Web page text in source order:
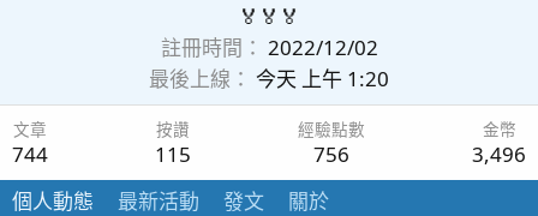
🏅🏅🏅
註冊時間
2022/12/02
最後上線
今天 上午 1:20
文章
744
按讚
115
經驗點數
756
金幣
3,496
個人動態
最新活動 發文 關於